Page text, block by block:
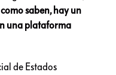
saben, hay un
una plataforma
de Estados